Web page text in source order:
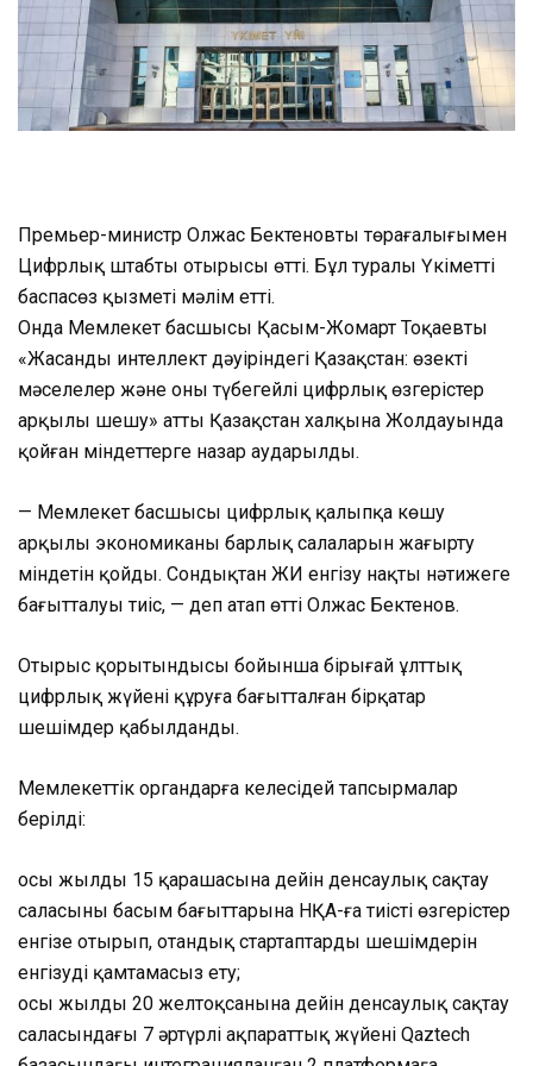
Премьер-министр Олжас Бектеновтың төрағалығымен
Цифрлық штабтың отырысы өтті. Бұл туралы Үкіметтің
баспасөз қызметі мәлім етті.
Онда Мемлекет басшысы Қасым-Жомарт Тоқаевтың
«Жасанды интеллект дәуіріндегі Қазақстан: өзекті
мәселелер және оны түбегейлі цифрлық өзгерістер
арқылы шешу» атты Қазақстан халқына Жолдауында
қойған міндеттерге назар аударылды.
— Мемлекет басшысы цифрлық қалыпқа көшу
арқылы экономиканың барлық салаларын жаңғырту
міндетін қойды. Сондықтан ЖИ енгізу нақты нәтижеге
бағытталуы тиіс, — деп атап өтті Олжас Бектенов.
Отырыс қорытындысы бойынша бірыңғай ұлттық
цифрлық жүйені құруға бағытталған бірқатар
шешімдер қабылданды.
Мемлекеттік органдарға келесідей тапсырмалар
берілді:
осы жылдың 15 қарашасына дейін денсаулық сақтау
саласының басым бағыттарына НҚА-ға тиісті өзгерістер
енгізе отырып, отандық стартаптардың шешімдерін
енгізуді қамтамасыз ету;
осы жылдың 20 желтоқсанына дейін денсаулық сақтау
саласындағы 7 әртүрлі ақпараттық жүйені Qaztech